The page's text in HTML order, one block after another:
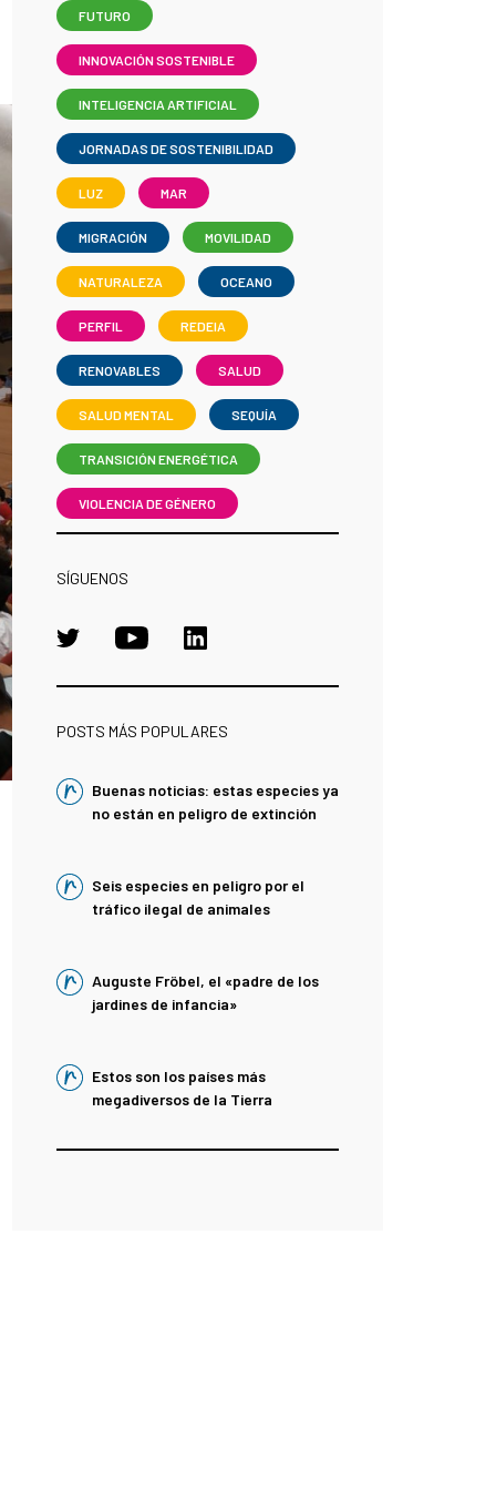
FUTURO
INNOVACIÓN SOSTENIBLE
INTELIGENCIA ARTIFICIAL
JORNADAS DE SOSTENIBILIDAD
LUZ MAR
MIGRACIÓN MOVILIDAD
NATURALEZA OCEANO
PERFIL REDEIA
RENOVABLES SALUD
SALUD MENTAL SEQUÍA
TRANSICIÓN ENERGÉTICA
VIOLENCIA DE GÉNERO
SÍGUENOS
POSTS MÁS POPULARES
Buenas noticias: estas especies ya
no están en peligro de extinción
Seis especies en peligro por el
tráfico ilegal de animales
Auguste Fröbel, el «padre de los
jardines de infancia»
Estos son los países más
megadiversos de la Tierra